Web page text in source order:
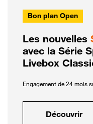
Bon plan Open
Les nouvelles
avec la Série
Livebox
Engagement de 24 mois
Découvrir